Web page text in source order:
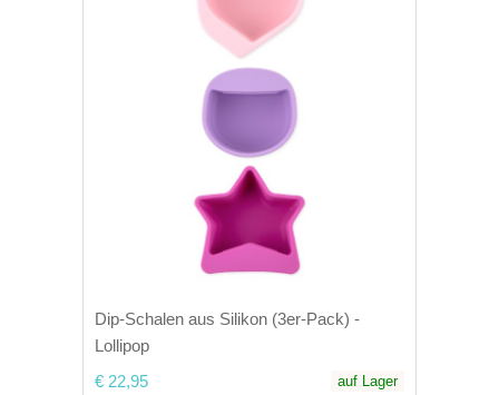
Dip-Schalen aus Silikon (3er-Pack) -
Lollipop
€ 22,95
auf Lager